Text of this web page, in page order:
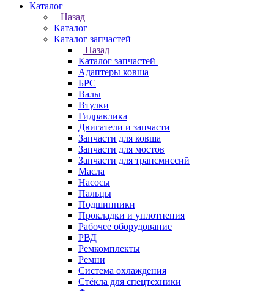
Каталог
Назад
Каталог
Каталог запчастей
Назад
Каталог запчастей
Адаптеры ковша
БРС
Валы
Втулки
Гидравлика
Двигатели и запчасти
Запчасти для ковша
Запчасти для мостов
Запчасти для трансмиссий
Масла
Насосы
Пальцы
Подшипники
Прокладки и уплотнения
Рабочее оборудование
РВД
Ремкомплекты
Ремни
Система охлаждения
Стёкла для спецтехники